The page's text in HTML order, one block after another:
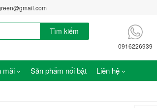
Tìm kiếm
0916226939
mãi Sản phẩm nổi bật Liên hệ